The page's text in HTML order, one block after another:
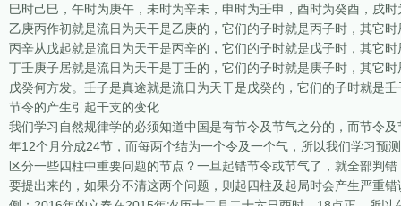
巳时己巳，午时为庚午，未时为辛未，申时为壬申，酉时为癸酉，戌
乙庚丙作初就是流日为天干是乙庚的，它们的子时就是丙子时，其它时
丙辛从戊起就是流日为天干是丙辛的，它们的子时就是戊子时，其它时
丁壬庚子居就是流日为天干是丁壬的，它们的子时就是庚子时，其它时
戊癸何方发。壬子是真途就是流日为天干是戊癸的，它们的子时就是
节令的产生引起干支的变化
我们学习自然规律学的必须知道中国是有节令及节气之分的，而节令
年12个月分成24节，而每两个结为一个令及一个气，所以我们学习预
区分一些四柱中重要问题的节点？一旦起错节令或节气了，就全部判
要提出来的，如果分不清这两个问题，则起四柱及起局时会产生严重